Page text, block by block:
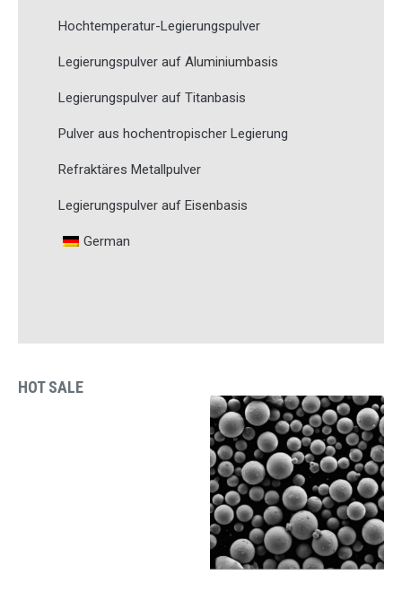
Hochtemperatur-Legierungspulver
Legierungspulver auf Aluminiumbasis
Legierungspulver auf Titanbasis
Pulver aus hochentropischer Legierung
Refraktäres Metallpulver
Legierungspulver auf Eisenbasis
German
HOT SALE